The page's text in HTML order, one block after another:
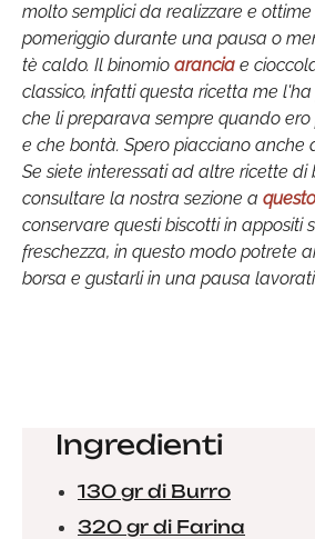
molto semplici da realizzare e
pomeriggio durante una pausa o
tè caldo. Il binomio arancia e
classico, infatti questa ricetta me
che li preparava sempre quando ero
e che bontà. Spero piacciano anche
Se siete interessati ad altre ricette di
consultare la nostra sezione a
conservare questi biscotti in appositi
freschezza, in questo modo potrete
borsa e gustarli in una pausa
Ingredienti
130 gr di Burro
320 gr di Farina